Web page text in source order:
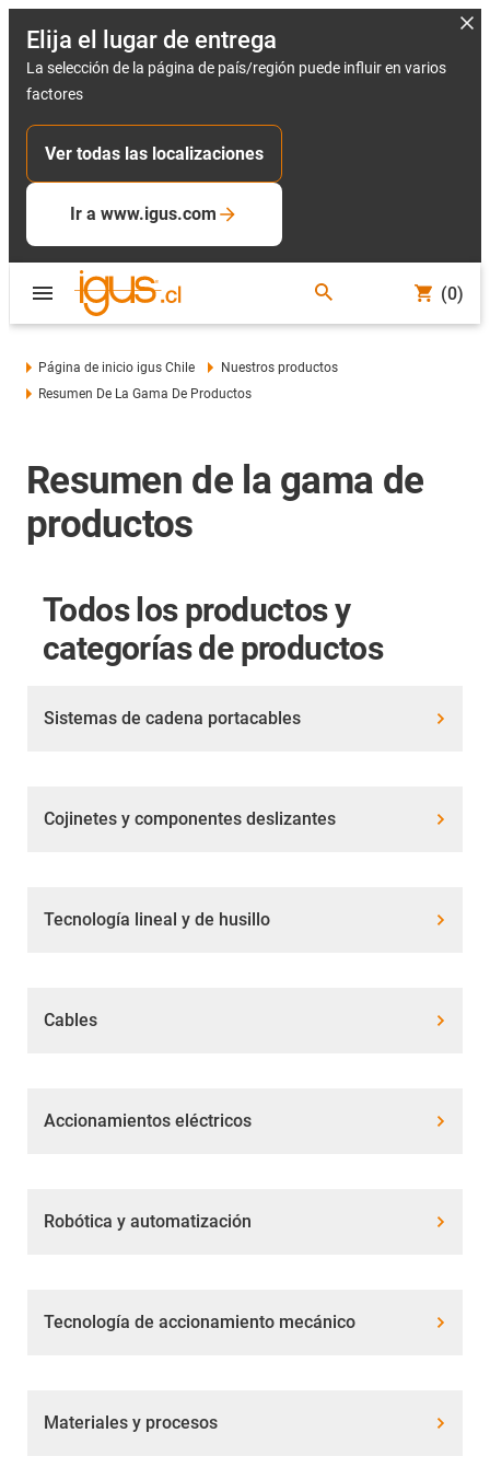
Elija el lugar de entrega
La selección de la página de país/región puede influir en varios
factores
Ver todas las localizaciones
Ir a www.igus.com
(0)
Página de inicio igus Chile
Nuestros productos
Resumen De La Gama De Productos
Resumen de la gama de
productos
Todos los productos y
categorías de productos
Sistemas de cadena portacables
Cojinetes y componentes deslizantes
Tecnología lineal y de husillo
Cables
Accionamientos eléctricos
Robótica y automatización
Tecnología de accionamiento mecánico
Materiales y procesos